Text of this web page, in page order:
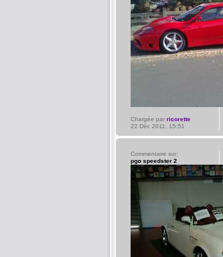
Chargée par ricorette
22 Déc 2011, 15:51
Commentaire sur:
pgo speedster 2